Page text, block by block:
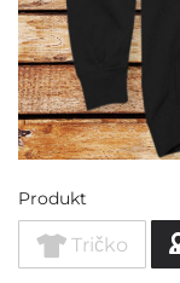
Produkt
Tričko